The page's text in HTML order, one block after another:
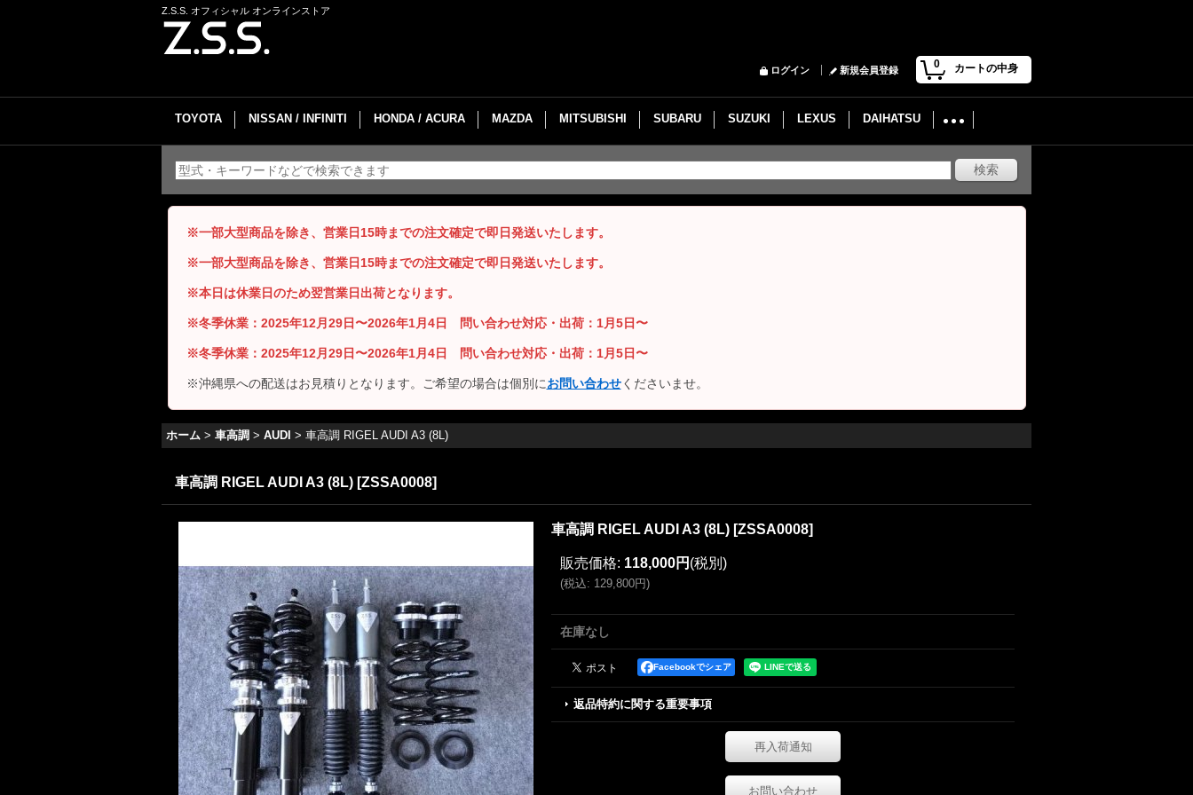
Z.S.S. オフィシャル オンラインストア
0 カートの中身
ログイン 新規会員登録
TOYOTA NISSAN / INFINITI HONDA / ACURA MAZDA MITSUBISHI SUBARU SUZUKI LEXUS DAIHATSU
※一部大型商品を除き、営業日15時までの注文確定で即日発送いたします。
※一部大型商品を除き、営業日15時までの注文確定で即日発送いたします。
※本日は休業日のため翌営業日出荷となります。
※冬季休業：2025年12月29日〜2026年1月4日 問い合わせ対応・出荷：1月5日〜
※冬季休業：2025年12月29日〜2026年1月4日 問い合わせ対応・出荷：1月5日〜
※沖縄県への配送はお見積りとなります。ご希望の場合は個別にお問い合わせくださいませ。
ホーム > 車高調 > AUDI > 車高調 RIGEL AUDI A3 (8L)
車高調 RIGEL AUDI A3 (8L) [ZSSA0008]
車高調 RIGEL AUDI A3 (8L) [ZSSA0008]
販売価格: 118,000円 (税別)
(税込: 129,800円)
在庫なし
Facebookでシェア
返品特約に関する重要事項
再入荷通知
お問い合わせ